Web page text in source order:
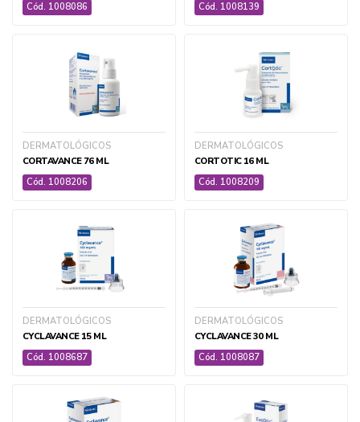
Cód. 1008086
Cód. 1008139
DERMATOLÓGICOS
CORTAVANCE 76 ML
Cód. 1008206
DERMATOLÓGICOS
CORTOTIC 16 ML
Cód. 1008209
DERMATOLÓGICOS
CYCLAVANCE 15 ML
Cód. 1008687
DERMATOLÓGICOS
CYCLAVANCE 30 ML
Cód. 1008087